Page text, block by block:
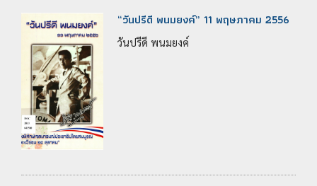
“วันปรีดี พนมยงค์” 11 พฤษภาคม 2556
วันปรีดี พนมยงค์